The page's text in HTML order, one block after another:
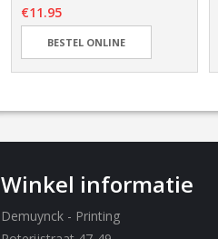
€11.95
BESTEL ONLINE
Winkel informatie
Demuynck - Printing